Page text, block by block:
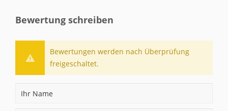
Bewertung schreiben
Bewertungen werden nach Überprüfung
freigeschaltet.